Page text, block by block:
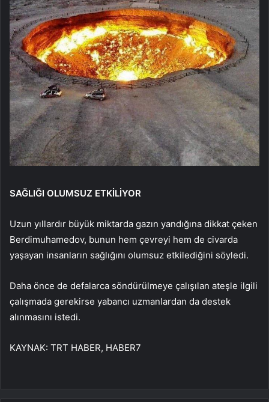
SAĞLIĞI OLUMSUZ ETKİLİYOR
Uzun yıllardır büyük miktarda gazın yandığına dikkat çeken
Berdimuhamedov, bunun hem çevreyi hem de civarda
yaşayan insanların sağlığını olumsuz etkilediğini söyledi.
Daha önce de defalarca söndürülmeye çalışılan ateşle ilgili
çalışmada gerekirse yabancı uzmanlardan da destek
alınmasını istedi.
KAYNAK: TRT HABER, HABER7